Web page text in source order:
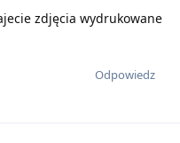
zdjęcia wydrukowane
Odpowiedz